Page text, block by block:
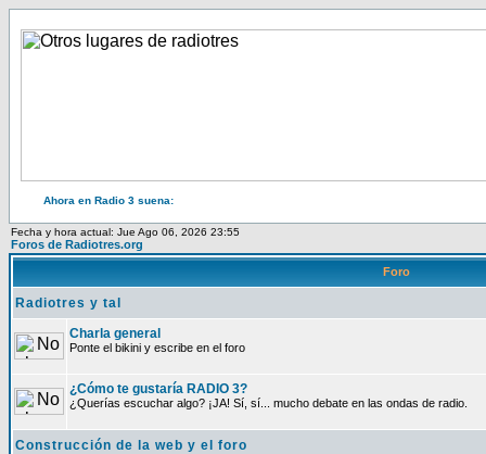
Ahora en Radio 3 suena:
Fecha y hora actual: Jue Ago 06, 2026 23:55
Foros de Radiotres.org
Foro
Radiotres y tal
Charla general
Ponte el bikini y escribe en el foro
¿Cómo te gustaría RADIO 3?
¿Querías escuchar algo? ¡JA! Sí, sí... mucho debate en las ondas de radio.
Construcción de la web y el foro